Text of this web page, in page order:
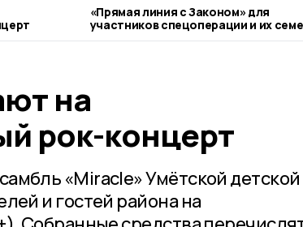
«Прямая линия с Законом» для
участников спецоперации и их
прошла в Умёте
на
рок-концерт
«Miracle» Умётской детской
и гостей района на